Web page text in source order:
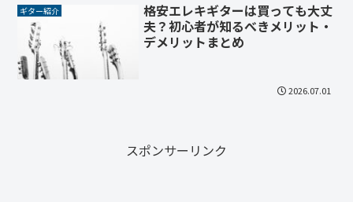
ギター紹介
格安エレキギターは買っても大丈
夫？初心者が知るべきメリット・
デメリットまとめ
2026.07.01
スポンサーリンク